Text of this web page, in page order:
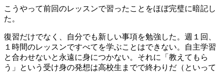
こうやって前回のレッスンで習ったことをほぼ完璧に暗記し
た。
復習だけでなく、自分でも新しい事項を勉強した。週１回、
１時間のレッスンですべてを学ぶことはできない。自主学習
と合わせないと永遠に身につかない。それに「教えてもら
う」という受け身の発想は高校生までで終わりだ（といって